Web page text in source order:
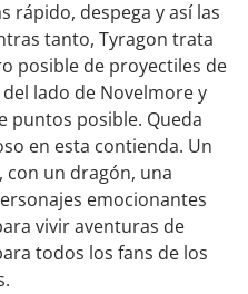
rápido, despega y así las
tanto, Tyragon trata
posible de proyectiles de
lado de Novelmore y
puntos posible. Queda
en esta contienda. Un
con un dragón, una
emocionantes
vivir aventuras de
todos los fans de los